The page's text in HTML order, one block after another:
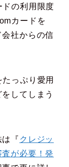
の利用限度
カードを
社からの信
っぷり愛用
してしまう
『 クレジッ
が必要！発